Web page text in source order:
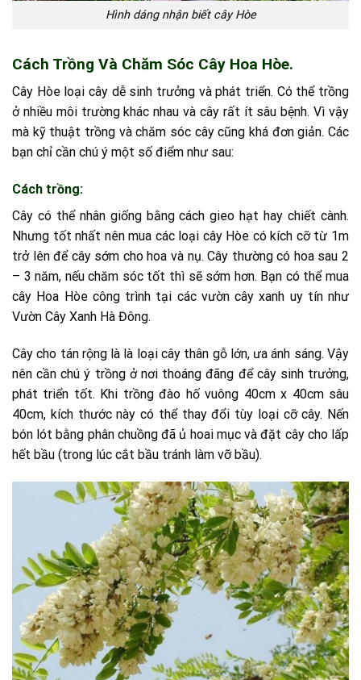
Hình dáng nhận biết cây Hòe
Cách Trồng Và Chăm Sóc Cây Hoa Hòe.
Cây Hòe loại cây dễ sinh trưởng và phát triển. Có thể trồng
ở nhiều môi trường khác nhau và cây rất ít sâu bệnh. Vì vậy
mà kỹ thuật trồng và chăm sóc cây cũng khá đơn giản. Các
bạn chỉ cần chú ý một số điểm như sau:
Cách trồng:
Cây có thể nhân giống bằng cách gieo hạt hay chiết cành.
Nhưng tốt nhất nên mua các loại cây Hòe có kích cỡ từ 1m
trở lên để cây sớm cho hoa và nụ. Cây thường có hoa sau 2
– 3 năm, nếu chăm sóc tốt thì sẽ sớm hơn. Bạn có thể mua
cây Hoa Hòe công trình tại các vườn cây xanh uy tín như
Vườn Cây Xanh Hà Đông.
Cây cho tán rộng là là loại cây thân gỗ lớn, ưa ánh sáng. Vậy
nên cần chú ý trồng ở nơi thoáng đãng để cây sinh trưởng,
phát triển tốt. Khi trồng đào hố vuông 40cm x 40cm sâu
40cm, kích thước này có thể thay đổi tùy loại cỡ cây. Nến
bón lót bằng phân chuồng đã ủ hoai mục và đặt cây cho lấp
hết bầu (trong lúc cắt bầu tránh làm vỡ bầu).